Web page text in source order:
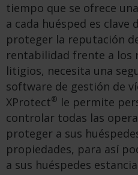
tiempo que se ofrece
a cada huésped es clave
proteger la reputación
rentabilidad frente a los
litigios, necesita una
software de gestión de
XProtect® le permite
controlar todas las
proteger a sus
propiedades, para así
a sus huéspedes